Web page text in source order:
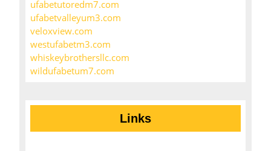
ufabetutoredm7.com
ufabetvalleyum3.com
veloxview.com
westufabetm3.com
whiskeybrothersllc.com
wildufabetum7.com
Links